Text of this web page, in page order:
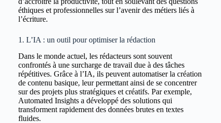
éthiques et professionnelles sur l’avenir des métiers liés à
l’écriture.
1. L’IA : un outil pour optimiser la rédaction
Dans le monde actuel, les rédacteurs sont souvent
confrontés à une surcharge de travail due à des tâches
répétitives. Grâce à l’IA, ils peuvent automatiser la création
de contenu basique, leur permettant ainsi de se concentrer
sur des projets plus stratégiques et créatifs. Par exemple,
Automated Insights a développé des solutions qui
transforment rapidement des données brutes en textes
fluides.